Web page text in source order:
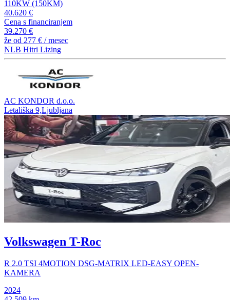
110KW (150KM)
40.620 €
Cena s financiranjem
39.270 €
že od 277 € / mesec
NLB Hitri Lizing
AC KONDOR d.o.o.
Letališka 9,Ljubljana
Volkswagen T-Roc
R 2.0 TSI 4MOTION DSG-MATRIX LED-EASY OPEN-
KAMERA
2024